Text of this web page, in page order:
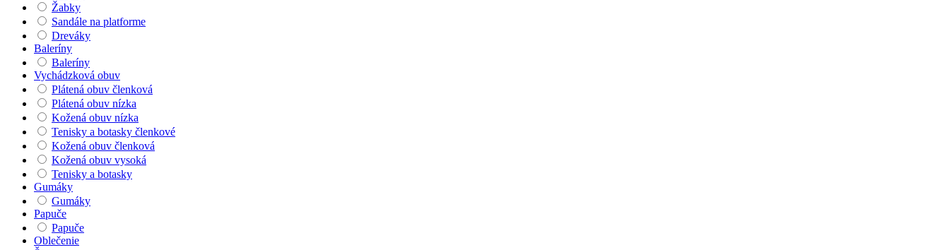
Žabky
Sandále na platforme
Dreváky
Baleríny
Baleríny
Vychádzková obuv
Plátená obuv členková
Plátená obuv nízka
Kožená obuv nízka
Tenisky a botasky členkové
Kožená obuv členková
Kožená obuv vysoká
Tenisky a botasky
Gumáky
Gumáky
Papuče
Papuče
Oblečenie